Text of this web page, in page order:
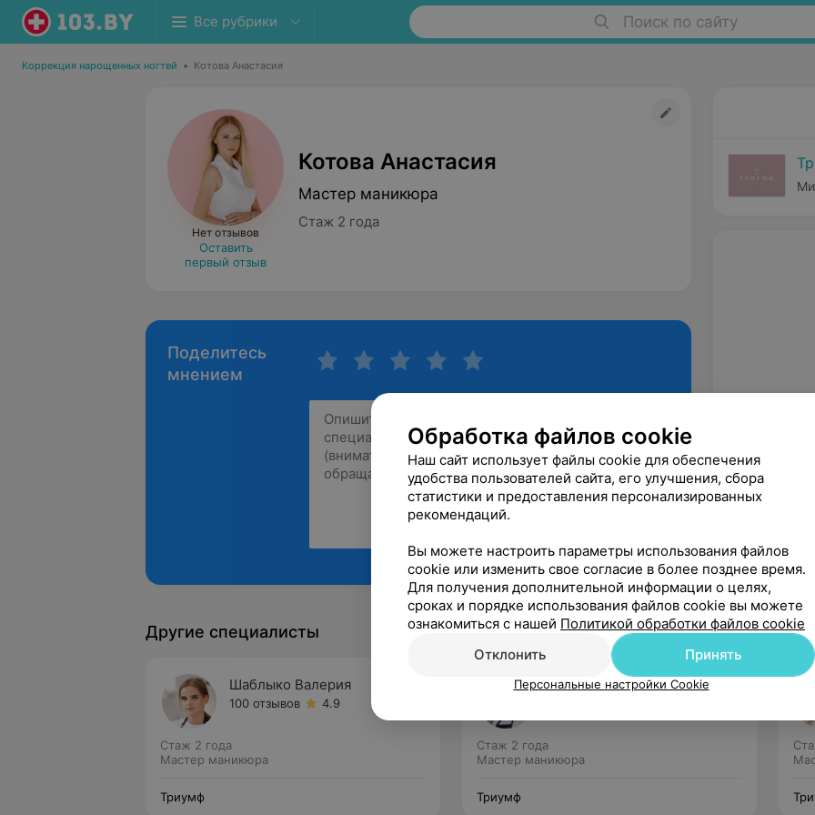
Все рубрики Поиск по сайту
Коррекция нарощенных ногтей • Котова Анастасия
Нет отзывов
Оставить
первый отзыв
Котова Анастасия
Мастер маникюра
Стаж 2 года
Поделитесь
мнением
Другие специалисты
Шаблыко Валерия
100 отзывов 4.9
Стаж 2 года
Мастер маникюра
Триумф
Оленникова Наталья
Стаж 2 года
Мастер маникюра
Триумф
Обработка файлов cookie
Наш сайт использует файлы cookie для обеспечения
удобства пользователей сайта, его улучшения, сбора
статистики и предоставления персонализированных
рекомендаций.
Вы можете настроить параметры использования файлов
cookie или изменить свое согласие в более позднее время.
Для получения дополнительной информации о целях,
сроках и порядке использования файлов cookie вы можете
ознакомиться с нашей Политикой обработки файлов cookie
Отклонить
Принять
Персональные настройки Cookie